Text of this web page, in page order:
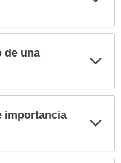
de una
importancia